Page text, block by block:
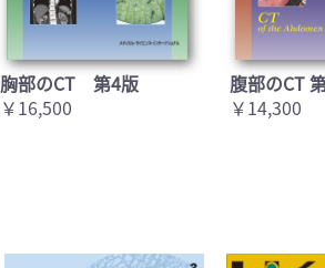
胸部のCT 第4版
￥16,500
腹部のCT
￥14,300